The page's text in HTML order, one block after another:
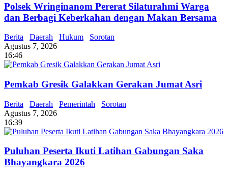
Polsek Wringinanom Pererat Silaturahmi Warga
dan Berbagi Keberkahan dengan Makan Bersama
Berita Daerah Hukum
Sorotan
Agustus 7, 2026
16:46
Pemkab Gresik Galakkan Gerakan Jumat Asri
Berita Daerah Pemerintah
Sorotan
Agustus 7, 2026
16:39
Puluhan Peserta Ikuti Latihan Gabungan Saka
Bhayangkara 2026